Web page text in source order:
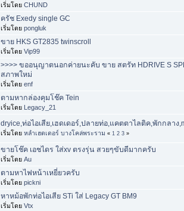
เริ่มโดย CHUND
ครัช Exedy single GC
เริ่มโดย pongluk
ขาย HKS GT2835 twinscroll
เริ่มโดย Vip99
>>>> ขออนุญาตนอกค่ายนะคับ ขาย สตรัท HDRIVE S
สภาพใหม่
เริ่มโดย enf
ตามหากล่องคุมโช๊ค Tein
เริ่มโดย Legacy_21
dryice,ท่อไอเสีย,เฮดเดอร์,ปลายท่อ,แคตตาไลติค,พักกลาง
เริ่มโดย หลำเฮดเดอร์ บางโคล่พระราม « 1 2 3 »
ขายโช๊ค เอชไดร ใส่xv ตรงรุ่น สวยๆขับดีมากครับ
เริ่มโดย Au
ตามหาไฟหน้าเหยี่ยวครับ
เริ่มโดย pickni
หาหม้อพักท่อไอเสีย STi ใส่ Legacy GT BM9
เริ่มโดย Vtx